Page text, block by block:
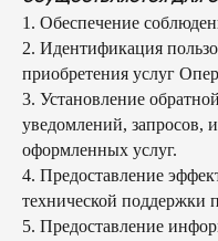
1. Обеспечение
2. Идентификация
приобретения услуг
3. Установление
уведомлений, запросов,
оформленных услуг.
4. Предоставление
технической поддержки
5. Предоставление